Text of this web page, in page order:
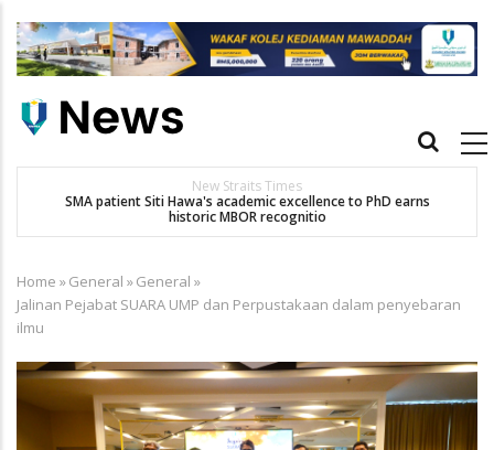
main
Main
New Straits Times
SMA patient Siti Hawa's academic excellence to PhD earns
historic MBOR recognitio
Breadcrumb
Home »General »General »
Jalinan Pejabat SUARA UMP dan Perpustakaan dalam penyebaran
ilmu